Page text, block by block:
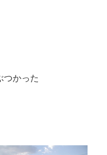
つかった